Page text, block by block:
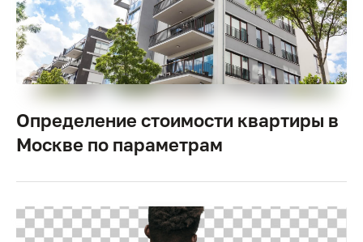
Определение стоимости квартиры в
Москве по параметрам